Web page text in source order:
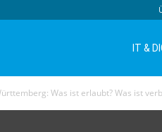
IT &
Was ist erlaubt? Was ist